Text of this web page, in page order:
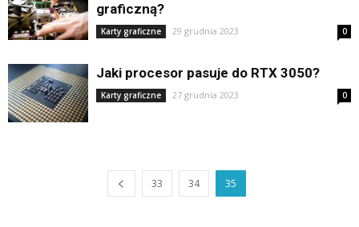
graficzną?
Karty graficzne 29 grudnia 2023 0
Jaki procesor pasuje do RTX 3050?
Karty graficzne 27 grudnia 2023 0
33 34 35